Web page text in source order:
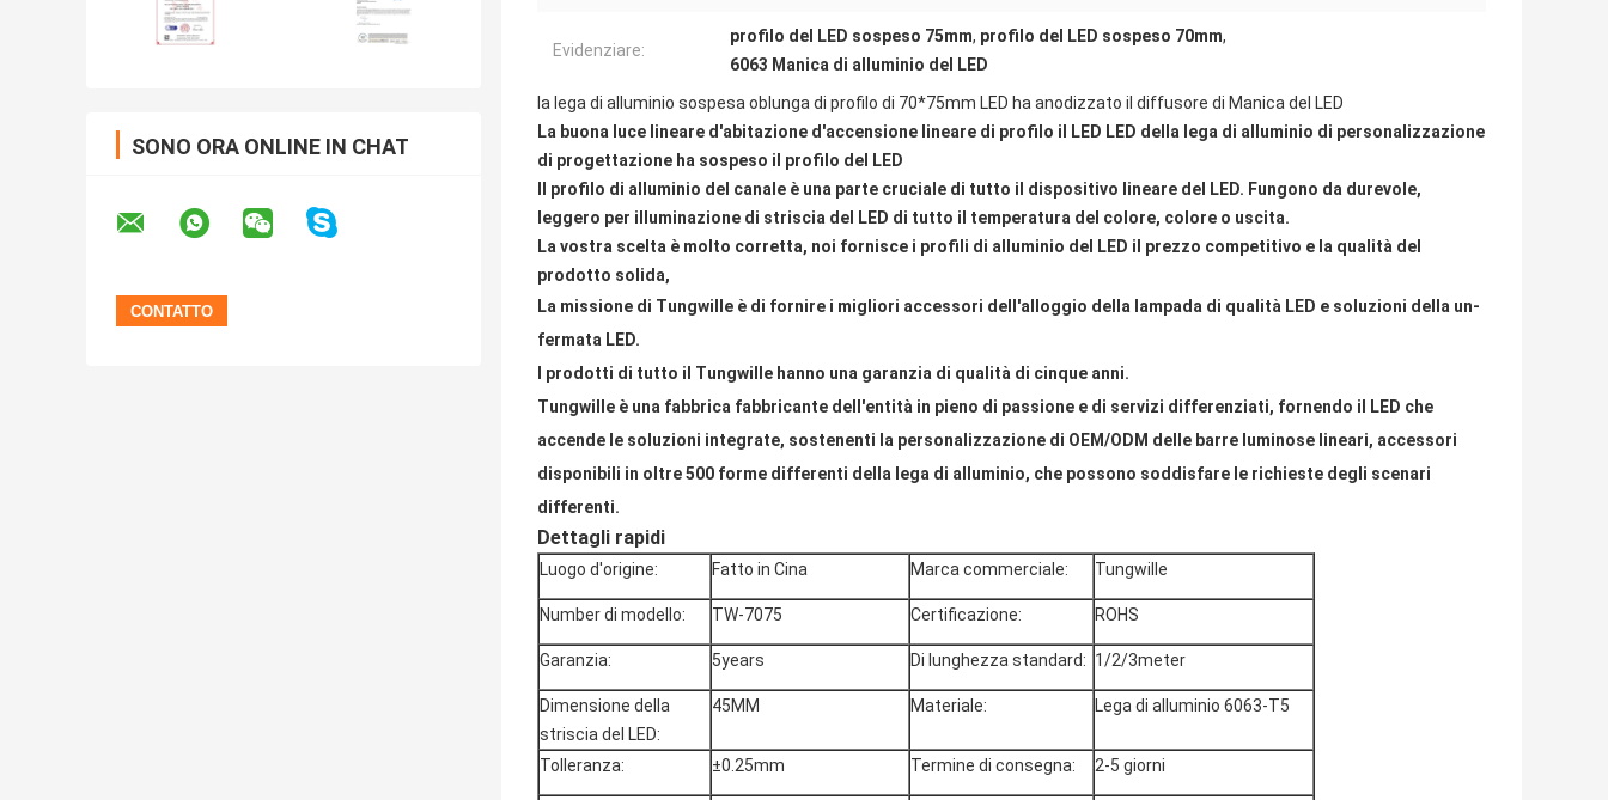
SONO ORA ONLINE IN CHAT
Evidenziare:
profilo del LED sospeso 75mm, profilo del LED sospeso 70mm,
6063 Manica di alluminio del LED
la lega di alluminio sospesa oblunga di profilo di 70*75mm LED ha anodizzato il diffusore di Manica del LED
La buona luce lineare d'abitazione d'accensione lineare di profilo il LED LED della lega di alluminio di personalizzazione
di progettazione ha sospeso il profilo del LED
Il profilo di alluminio del canale è una parte cruciale di tutto il dispositivo lineare del LED. Fungono da durevole,
leggero per illuminazione di striscia del LED di tutto il temperatura del colore, colore o uscita.
La vostra scelta è molto corretta, noi fornisce i profili di alluminio del LED il prezzo competitivo e la qualità del
prodotto solida,
La missione di Tungwille è di fornire i migliori accessori dell'alloggio della lampada di qualità LED e soluzioni della un-
fermata LED.
I prodotti di tutto il Tungwille hanno una garanzia di qualità di cinque anni.
Tungwille è una fabbrica fabbricante dell'entità in pieno di passione e di servizi differenziati, fornendo il LED che
accende le soluzioni integrate, sostenenti la personalizzazione di OEM/ODM delle barre luminose lineari, accessori
disponibili in oltre 500 forme differenti della lega di alluminio, che possono soddisfare le richieste degli scenari
differenti.
Dettagli rapidi
Luogo d'origine: Fatto in Cina Marca commerciale: Tungwille
Number di modello: TW-7075 Certificazione: ROHS
Garanzia: 5years Di lunghezza standard: 1/2/3meter
Dimensione della
striscia del LED:
45MM Materiale: Lega di alluminio 6063-T5
Tolleranza: ±0.25mm Termine di consegna: 2-5 giorni